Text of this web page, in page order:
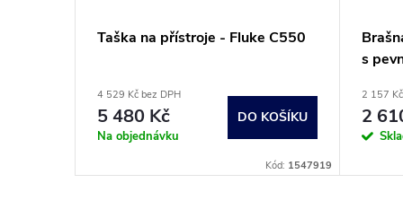
Taška na přístroje - Fluke C550
4 529 Kč bez DPH
5 480 Kč
Na objednávku
DO KOŠÍKU
Kód: 1547919
s
2 157
2